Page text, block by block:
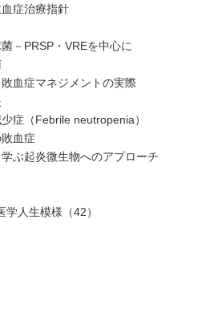
症治療指針
－PRSP・VREを中心に
血症マネジメントの実際
症（Febrile neutropenia）
血症
ぶ起炎微生物へのアプローチ
人生模様（42）